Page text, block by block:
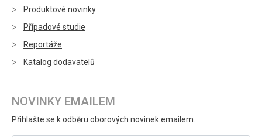
Produktové novinky
Případové studie
Reportáže
Katalog dodavatelů
NOVINKY EMAILEM
Přihlašte se k odběru oborových novinek emailem.